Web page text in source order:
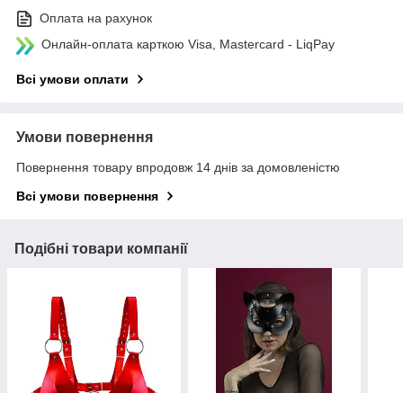
Оплата на рахунок
Онлайн-оплата карткою Visa, Mastercard - LiqPay
Всі умови оплати
Умови повернення
Повернення товару впродовж 14 днів за домовленістю
Всі умови повернення
Подібні товари компанії